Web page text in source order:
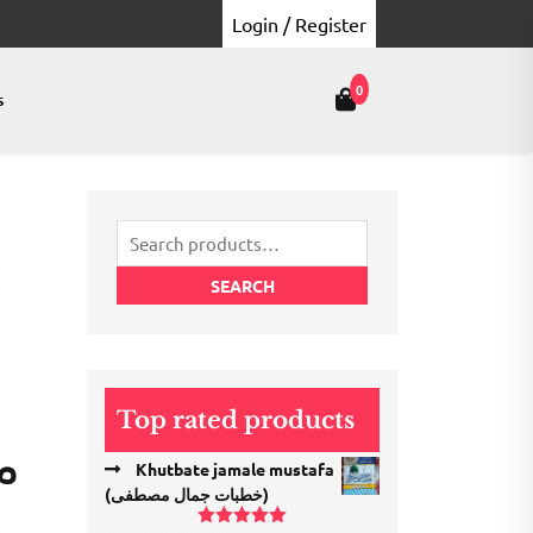
Login / Register
0
Search
for:
SEARCH
Top rated products
Khutbate jamale mustafa
(خطبات جمال مصطفی)